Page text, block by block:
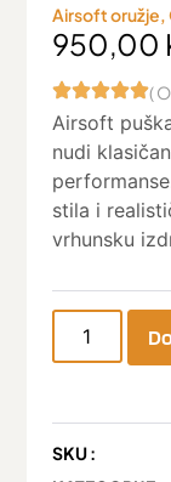
Airsoft oružje,
950,00
(
Airsoft
nudi
stila i
vrhunsku
SKU :